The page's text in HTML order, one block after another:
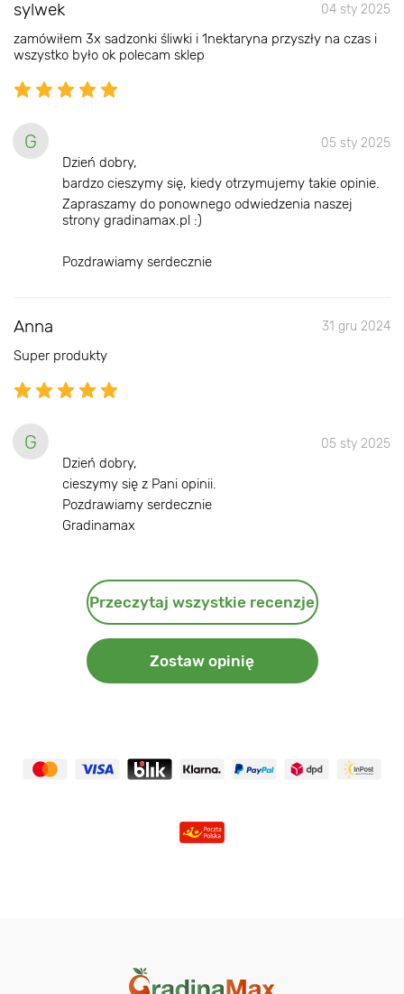
sylwek 04 sty 2025
zamówiłem 3x sadzonki śliwki i 1nektaryna przyszły na czas i
wszystko było ok polecam sklep
G 05 sty 2025
Dzień dobry,
bardzo cieszymy się, kiedy otrzymujemy takie opinie.
Zapraszamy do ponownego odwiedzenia naszej
strony gradinamax.pl :)
Pozdrawiamy serdecznie
Anna 31 gru 2024
Super produkty
G 05 sty 2025
Dzień dobry,
cieszymy się z Pani opinii.
Pozdrawiamy serdecznie
Gradinamax
Przeczytaj wszystkie recenzje
Zostaw opinię